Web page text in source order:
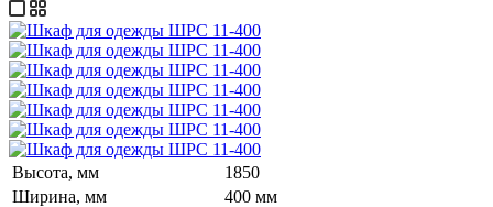
Высота, мм
1850
Ширина, мм
400 мм